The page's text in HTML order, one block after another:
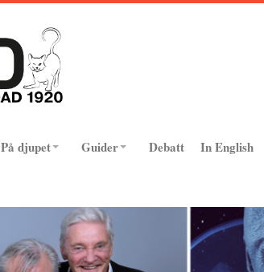
På djupet Guider Debatt In English